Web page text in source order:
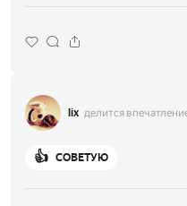
lix делится
👍 СОВЕТУЮ